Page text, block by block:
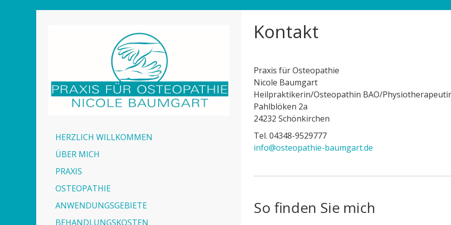
HERZLICH WILLKOMMEN
ÜBER MICH
PRAXIS
OSTEOPATHIE
ANWENDUNGSGEBIETE
BEHANDLUNGSKOSTEN
Kontakt
Praxis für Osteopathie
Nicole Baumgart
Heilpraktikerin/Osteopathin BAO/
Pahlblöken 2a
24232 Schönkirchen
Tel. 04348-9529777
info@osteopathie-baumgart.de
So finden Sie mich